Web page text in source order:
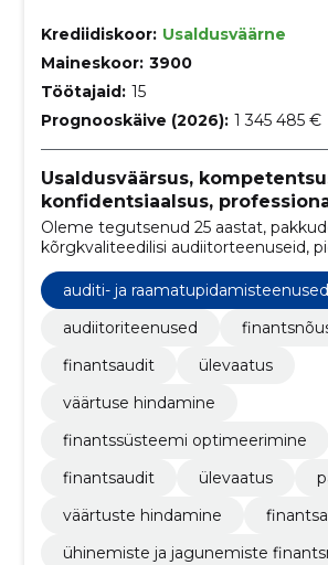
Krediidiskoor: Usaldusväärne
Maineskoor: 3900
Töötajaid: 15
Prognooskäive (2026): 1 345 485 €
Usaldusväärsus,
konfidentsiaalsus,
Oleme tegutsenud 25 aastat,
kõrgkvaliteedilisi audiitorteenuseid,
klientide individuaalseid vajadusi ja
auditi- ja raamatupidamisteenused
audiitoriteenused
finantsaudit
ülevaatus
väärtuse hindamine
finantssüsteemi optimeerimine
finantsaudit
ülevaatus
väärtuste hindamine
ühinemiste ja jagunemiste